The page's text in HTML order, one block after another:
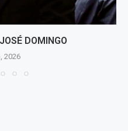
DOMINGO
2026